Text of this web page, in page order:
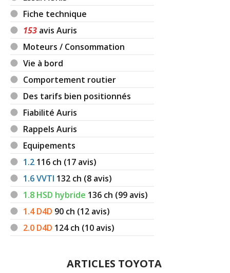
Fiche technique
153 avis Auris
Moteurs / Consommation
Vie à bord
Comportement routier
Des tarifs bien positionnés
Fiabilité Auris
Rappels Auris
Equipements
1.2 116 ch (17 avis)
1.6 VVTI 132 ch (8 avis)
1.8 HSD hybride 136 ch (99 avis)
1.4 D4D 90 ch (12 avis)
2.0 D4D 124ch (10 avis)
ARTICLES TOYOTA